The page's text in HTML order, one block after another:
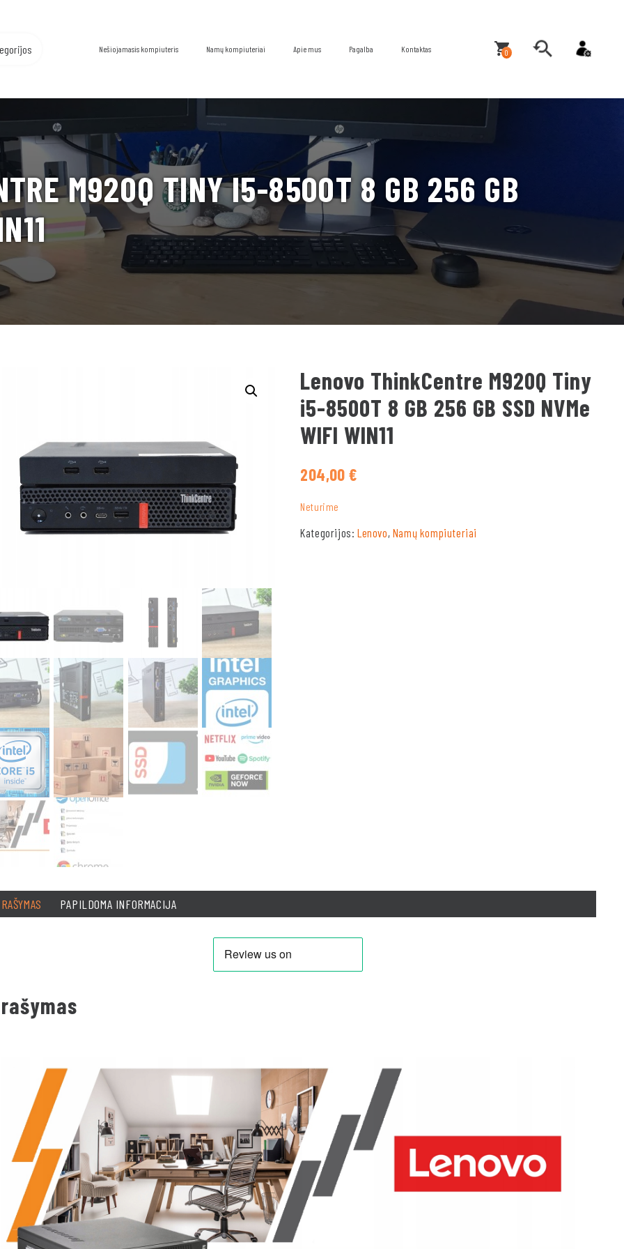
Nešiojamasis kompiuteris Namų kompiuteriai Apie mus Pagalba Kontaktas 0
M920Q TINY I5-8500T 8 GB 256 GB
Lenovo ThinkCentre M920Q Tiny
i5-8500T 8 GB 256 GB SSD NVMe
WIFI WIN11
204,00€
Neturime
Kategorijos: Lenovo, Namų kompiuteriai
PAPILDOMA INFORMACIJA